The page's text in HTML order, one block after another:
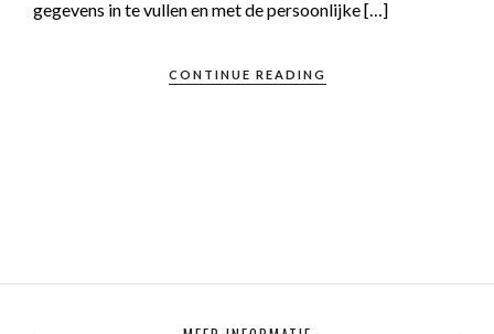
gegevens in te vullen en met de persoonlijke […]
CONTINUE READING